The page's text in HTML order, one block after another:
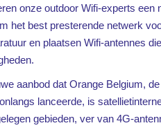
onze outdoor Wifi-experts een
het best presterende netwerk
en plaatsen Wifi-antennes
aanbod dat Orange Belgium,
lanceerde, is
gebieden, ver van 4G-